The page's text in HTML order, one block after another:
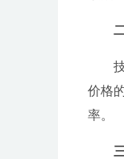
价格
率。